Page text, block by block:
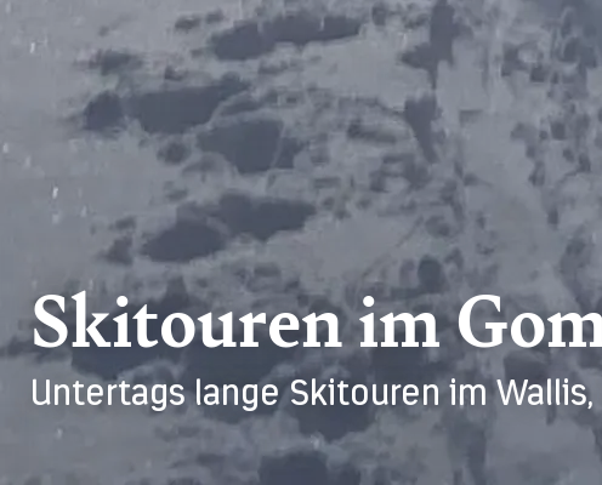
Skitouren im
Untertags lange Skitouren im